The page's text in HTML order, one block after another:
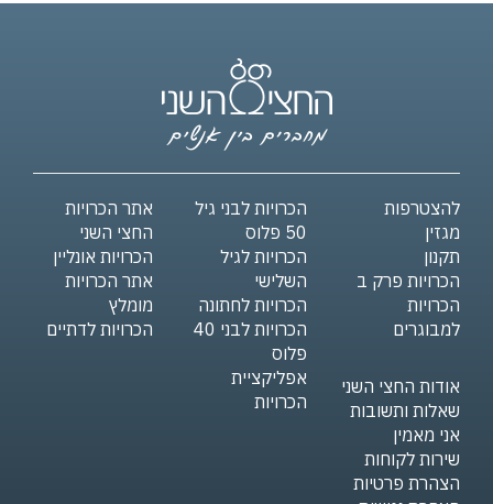
אתר הכרויות
החצי השני
הכרויות אונליין
אתר הכרויות
מומלץ
הכרויות לדתיים
הכרויות לבני גיל
50 פלוס
הכרויות לגיל
השלישי
הכרויות לחתונה
הכרויות לבני 40
פלוס
אפליקציית
הכרויות
להצטרפות
מגזין
תקנון
הכרויות פרק ב
הכרויות
למבוגרים
אודות החצי השני
שאלות ותשובות
אני מאמין
שירות לקוחות
הצהרת פרטיות